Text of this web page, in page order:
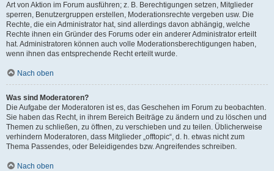
Art von Aktion im Forum ausführen; z. B. Berechtigungen setzen, Mitglieder
sperren, Benutzergruppen erstellen, Moderationsrechte vergeben usw. Die
Rechte, die ein Administrator hat, sind allerdings davon abhängig, welche
Rechte ihnen ein Gründer des Forums oder ein anderer Administrator erteilt
hat. Administratoren können auch volle Moderationsberechtigungen haben,
wenn ihnen das entsprechende Recht erteilt wurde.
Nach oben
Was sind Moderatoren?
Die Aufgabe der Moderatoren ist es, das Geschehen im Forum zu beobachten.
Sie haben das Recht, in ihrem Bereich Beiträge zu ändern und zu löschen und
Themen zu schließen, zu öffnen, zu verschieben und zu teilen. Üblicherweise
verhindern Moderatoren, dass Mitglieder „offtopic“, d. h. etwas nicht zum
Thema Passendes, oder Beleidigendes bzw. Angreifendes schreiben.
Nach oben